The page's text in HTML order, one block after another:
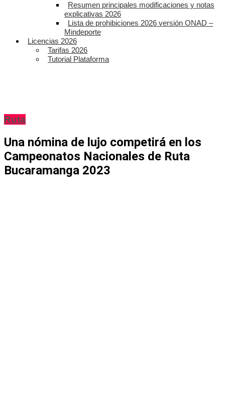
Resumen principales modificaciones y notas
explicativas 2026
Lista de prohibiciones 2026 versión ONAD –
Mindeporte
Licencias 2026
Tarifas 2026
Tutorial Plataforma
Ruta
Una nómina de lujo competirá en los
Campeonatos Nacionales de Ruta
Bucaramanga 2023